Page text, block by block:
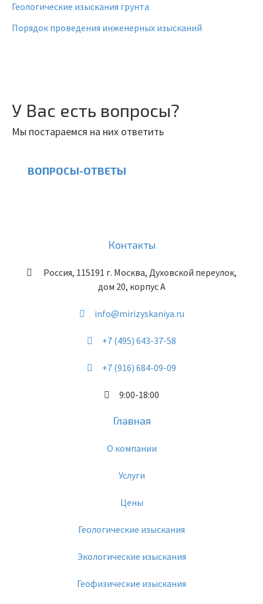
Геологические изыскания грунта
Порядок проведения инженерных изысканий
У Вас есть вопросы?
Мы постараемся на них ответить
ВОПРОСЫ-ОТВЕТЫ
Контакты
Россия, 115191 г. Москва, Духовской переулок,
дом 20, корпус А
info@mirizyskaniya.ru
+7 (495) 643-37-58
+7 (916) 684-09-09
9:00-18:00
Главная
О компании
Услуги
Цены
Геологические изыскания
Экологические изыскания
Геофизические изыскания